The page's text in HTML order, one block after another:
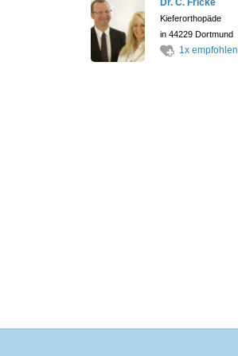
Kieferorthopäde
in 44229 Dortmund
1x empfohlen